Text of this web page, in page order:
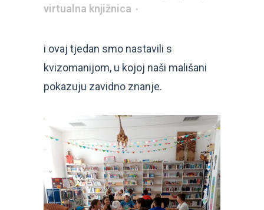
virtualna knjižnica
i ovaj tjedan smo nastavili s
kvizomanijom, u kojoj naši mališani
pokazuju zavidno znanje.